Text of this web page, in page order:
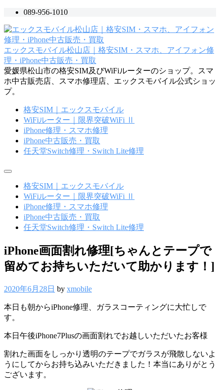
テ
ン
ツ
へ
ス
キ
ッ
089-956-1010
エックスモバイル松山店｜格安SIM・スマホ、アイフォン修
理・iPhone中古販売・買取
愛媛県松山市の格安SIM及びWiFiルーターのショップ。スマ
ホ中古販売店、スマホ修理店、エックスモバイル公式ショッ
プ。
格安SIM｜エックスモバイル
WiFiルーター｜限界突破WiFi Ⅱ
iPhone修理・スマホ修理
iPhone中古販売・買取
任天堂Switch修理・Switch Lite修理
メ
格安SIM｜エックスモバイル
WiFiルーター｜限界突破WiFi Ⅱ
iPhone修理・スマホ修理
iPhone中古販売・買取
任天堂Switch修理・Switch Lite修理
iPhone画面割れ修理[ちゃんとテープで
留めてお持ちいただいて助かります！]
2020年6月28日 by xmobile
本日も朝からiPhone修理、ガラスコーティングに大忙しで
す。
本日午後iPhone7Plusの画面割れでお越しいただいたお客様
割れた画面をしっかり透明のテープでガラスが飛散しないよ
うにしてからお持ち込みいただきました！本当にありがとう
ございます。